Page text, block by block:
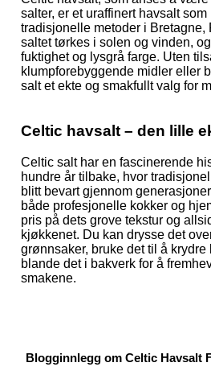
salter, er et uraffinert havsalt som
tradisjonelle metoder i Bretagne,
saltet tørkes i solen og vinden,
fuktighet og lysgrå farge. Uten
klumpforebyggende midler eller
salt et ekte og smakfullt valg for
Celtic havsalt – den lille
Celtic salt har en fascinerende
hundre år tilbake, hvor
blitt bevart gjennom
både profesjonelle kokker og
pris på dets grove tekstur og
kjøkkenet. Du kan drysse det
grønnsaker, bruke det til å krydre
blande det i bakverk for å
smakene.
Blogginnlegg om Celtic Havsalt